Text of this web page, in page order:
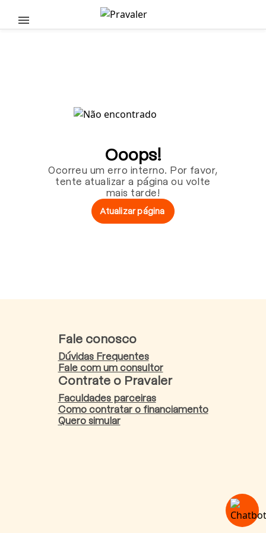
Pular para o conteúdo principal
Ooops!
Ocorreu um erro interno. Por favor,
tente atualizar a página ou volte
mais tarde!
Atualizar página
Fale conosco
Dúvidas Frequentes
Fale com um consultor
Contrate o Pravaler
Faculdades parceiras
Como contratar o financiamento
Quero simular